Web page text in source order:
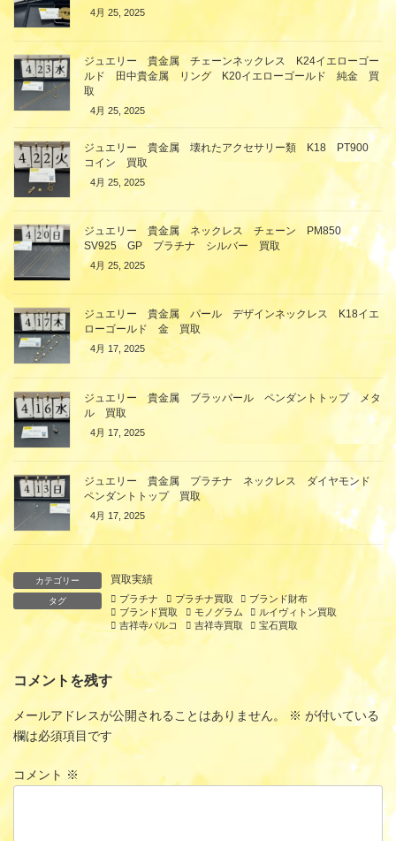
4月 25, 2025
ジュエリー 貴金属 チェーンネックレス K24イエローゴー
ルド 田中貴金属 リング K20イエローゴールド 純金 買
取
4月 25, 2025
ジュエリー 貴金属 壊れたアクセサリー類 K18 PT900
コイン 買取
4月 25, 2025
ジュエリー 貴金属 ネックレス チェーン PM850
SV925 GP プラチナ シルバー 買取
4月 25, 2025
ジュエリー 貴金属 パール デザインネックレス K18イエ
ローゴールド 金 買取
4月 17, 2025
ジュエリー 貴金属 ブラッパール ペンダントトップ メタ
ル 買取
4月 17, 2025
ジュエリー 貴金属 プラチナ ネックレス ダイヤモンド
ペンダントトップ 買取
4月 17, 2025
カテゴリー 買取実績
タグ プラチナ プラチナ買取
ブランド財布
ブランド買取
モノグラム
ルイヴィトン買取
吉祥寺パルコ
吉祥寺買取 宝石買取
コメントを残す
メールアドレスが公開されることはありません。 ※ が付いている
欄は必須項目です
コメント ※